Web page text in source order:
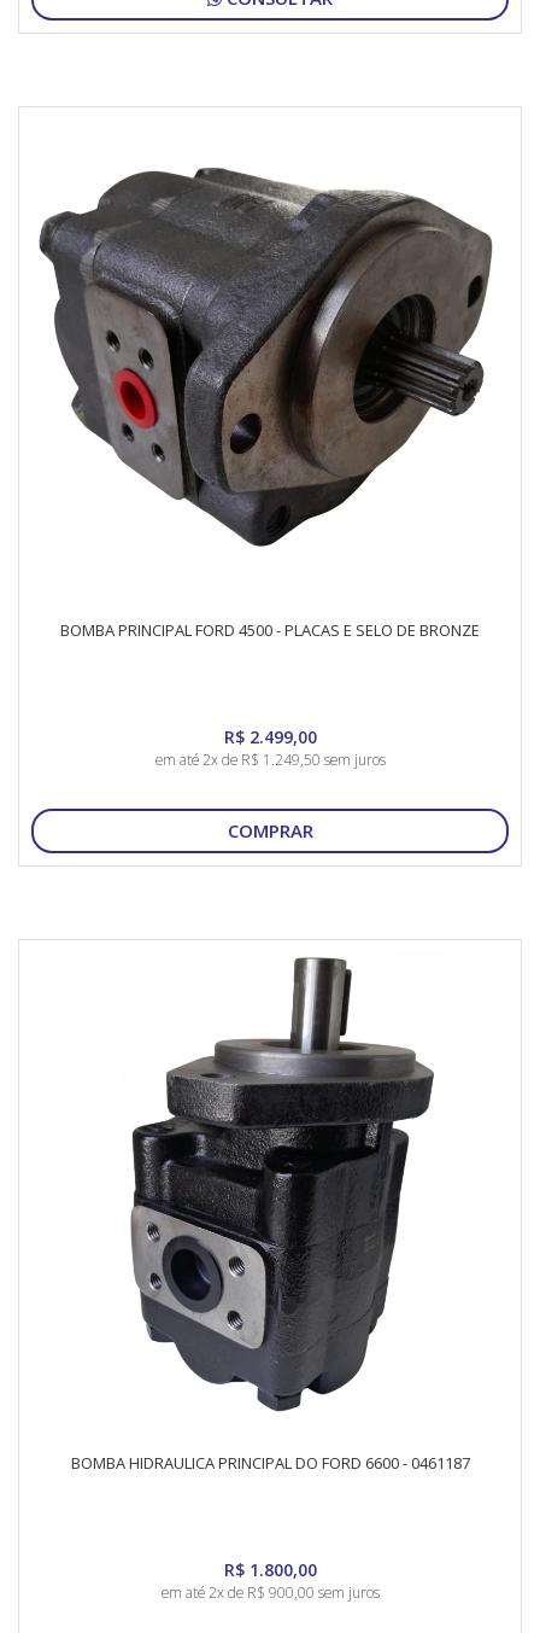
BOMBA PRINCIPAL FORD 4500 - PLACAS E SELO DE BRONZE
R$ 2.499,00
em até 2x de R$ 1.249,50 sem juros
COMPRAR
BOMBA HIDRAULICA PRINCIPAL DO FORD 6600 - 0461187
R$ 1.800,00
em até 2x de R$ 900,00 sem juros